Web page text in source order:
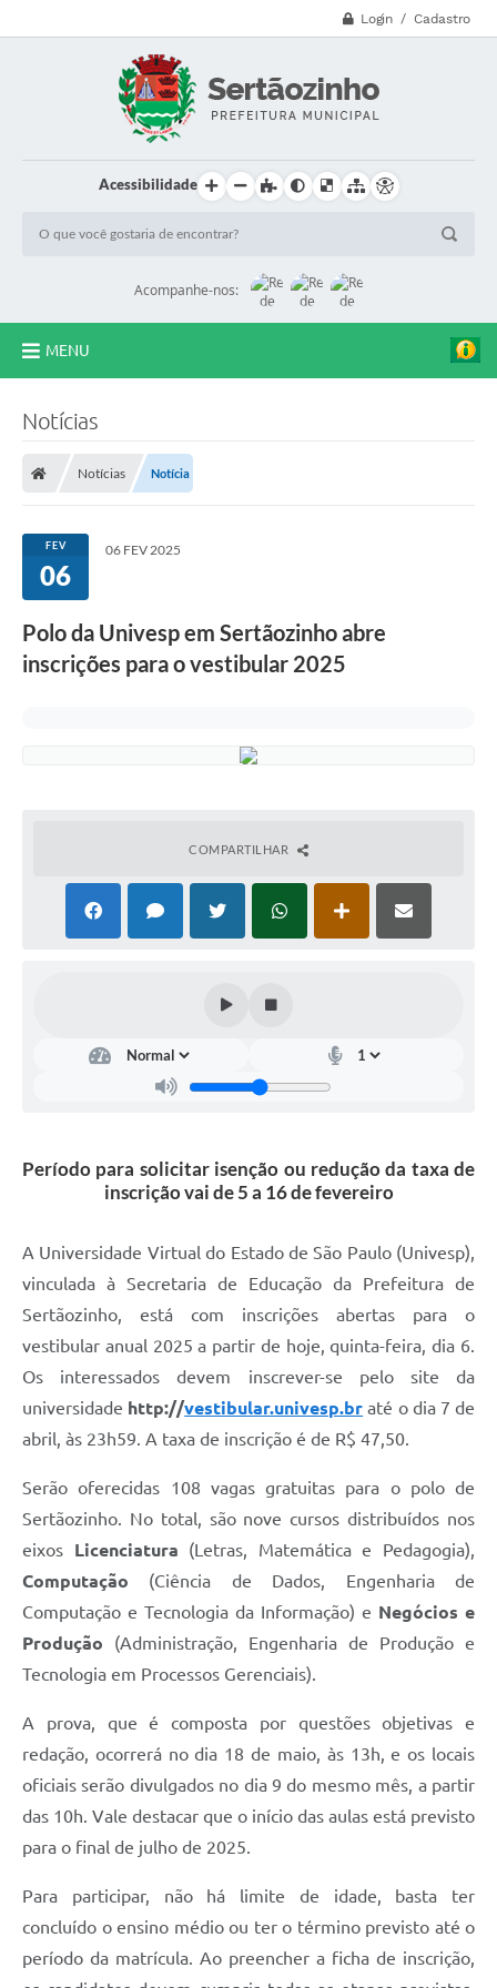
Login / Cadastro
Acessibilidade
Acompanhe-nos:
MENU
Secretarias
Imprensa Oficial
A Nossa Cidade
A Prefeitura
Serviços ao Contribuinte
Meu Primeiro Trabalho
Dados Epidemiológicos HIV em Sertãozinho
Notícias
Sistema de Bibliotecas Públicas
Atribuição de Aulas
Contas Públicas
Contratos
Legislação
Editais
Área Restrita
Cemitérios
E-mails dos setores
Contato
SERTPREV
Notícias
Notícias Notícia
FEV
06
06 FEV 2025
Polo da Univesp em Sertãozinho abre
inscrições para o vestibular 2025
COMPARTILHAR
Período para solicitar isenção ou redução da taxa de
inscrição vai de 5 a 16 de fevereiro
A Universidade Virtual do Estado de São Paulo (Univesp),
vinculada à Secretaria de Educação da Prefeitura de
Sertãozinho, está com inscrições abertas para o
vestibular anual 2025 a partir de hoje, quinta-feira, dia 6.
Os interessados devem inscrever-se pelo site da
universidade http://vestibular.univesp.br até o dia 7 de
abril, às 23h59. A taxa de inscrição é de R$ 47,50.
Serão oferecidas 108 vagas gratuitas para o polo de
Sertãozinho. No total, são nove cursos distribuídos nos
eixos Licenciatura (Letras, Matemática e Pedagogia),
Computação (Ciência de Dados, Engenharia de
Computação e Tecnologia da Informação) e Negócios e
Produção (Administração, Engenharia de Produção e
Tecnologia em Processos Gerenciais).
A prova, que é composta por questões objetivas e
redação, ocorrerá no dia 18 de maio, às 13h, e os locais
oficiais serão divulgados no dia 9 do mesmo mês, a partir
das 10h. Vale destacar que o início das aulas está previsto
para o final de julho de 2025.
Para participar, não há limite de idade, basta ter
concluído o ensino médio ou ter o término previsto até o
período da matrícula. Ao preencher a ficha de inscrição,